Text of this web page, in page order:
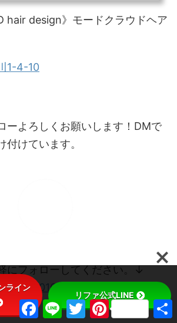
hair design》モードクラウドヘア
1-4-10
ーよろしくお願いします！DMで
付けています。
にフォローしてください。↓
F
a
L
i
T
w
P
i
ライン
リファ公式LINE